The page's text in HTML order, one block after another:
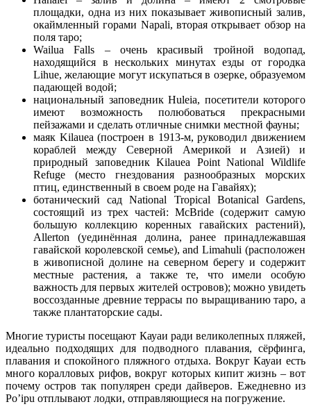
площадки, одна из них показывает живописный залив,
окаймленный горами Napali, вторая открывает обзор на
поля таро;
Wailua Falls – очень красивый тройной водопад,
находящийся в нескольких минутах езды от городка
Lihue, желающие могут искупаться в озерке, образуемом
падающей водой;
национальный заповедник Huleia, посетители которого
имеют возможность полюбоваться прекрасными
пейзажами и сделать отличные снимки местной фауны;
маяк Kilauea (построен в 1913-м, руководил движением
кораблей между Северной Америкой и Азией) и
природный заповедник Kilauea Point National Wildlife
Refuge (место гнездования разнообразных морских
птиц, единственный в своем роде на Гавайях);
ботанический сад National Tropical Botanical Gardens,
состоящий из трех частей: McBride (содержит самую
большую коллекцию коренных гавайских растений),
Allerton (уединённая долина, ранее принадлежавшая
гавайской королевской семье), and Limahuli (расположен
в живописной долине на северном берегу и содержит
местные растения, а также те, что имели особую
важность для первых жителей островов); можно увидеть
воссозданные древние террасы по выращиванию таро, а
также плантаторские сады.
Многие туристы посещают Кауаи ради великолепных пляжей,
идеально подходящих для подводного плавания, сёрфинга,
плавания и спокойного пляжного отдыха. Вокруг Кауаи есть
много коралловых рифов, вокруг которых кипит жизнь – вот
почему остров так популярен среди дайверов. Ежедневно из
Po’ipu отплывают лодки, отправляющиеся на погружение.